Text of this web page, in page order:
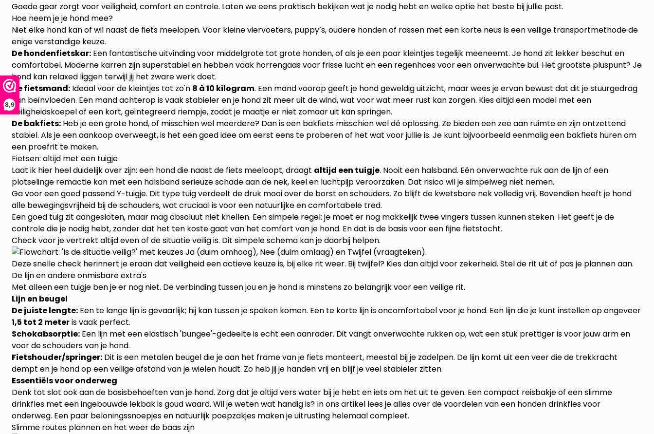
8,9
Goede gear zorgt voor veiligheid, comfort en controle. Laten we eens praktisch bekijken wat je nodig hebt en welke optie het beste bij jullie past.
Hoe neem je je hond mee?
Niet elke hond kan of wil naast de fiets meelopen. Voor kleine viervoeters, puppy’s, oudere honden of rassen met een korte neus is een veilige transportmethode de
enige verstandige keuze.
De hondenfietskar: Een fantastische uitvinding voor middelgrote tot grote honden, of als je een paar kleintjes tegelijk meeneemt. Je hond zit lekker beschut en
comfortabel. Moderne karren zijn superstabiel en hebben vaak horrengaas voor frisse lucht en een regenhoes voor een onverwachte bui. Het grootste pluspunt? Je
hond kan relaxed liggen terwijl jij het zware werk doet.
De fietsmand: Ideaal voor de kleintjes tot zo'n 8 à 10 kilogram. Een mand voorop geeft je hond geweldig uitzicht, maar wees je ervan bewust dat dit je stuurgedrag
kan beïnvloeden. Een mand achterop is vaak stabieler en je hond zit meer uit de wind, wat voor wat meer rust kan zorgen. Kies altijd een model met een
veiligheidskoepel of een kort, geïntegreerd riempje, zodat je maatje er niet zomaar uit kan springen.
De bakfiets: Heb je een grote hond, of misschien wel meerdere? Dan is een bakfiets misschien wel dé oplossing. Ze bieden een zee aan ruimte en zijn ontzettend
stabiel. Als je een aankoop overweegt, is het een goed idee om eerst eens te proberen of het wat voor jullie is. Je kunt bijvoorbeeld eenmalig een bakfiets huren om
een proefrit te maken.
Fietsen: altijd met een tuigje
Laat ik hier heel duidelijk over zijn: een hond die naast de fiets meeloopt, draagt altijd een tuigje. Nooit een halsband. Eén onverwachte ruk aan de lijn of een
plotselinge remactie kan met een halsband serieuze schade aan de nek, keel en luchtpijp veroorzaken. Dat risico wil je simpelweg niet nemen.
Ga voor een goed passend Y-tuigje. Dit type tuig verdeelt de druk mooi over de borst en schouders. Zo blijft de kwetsbare nek volledig vrij. Bovendien heeft je hond
alle bewegingsvrijheid bij de schouders, wat cruciaal is voor een natuurlijke en comfortabele tred.
Een goed tuig zit aangesloten, maar mag absoluut niet knellen. Een simpele regel: je moet er nog makkelijk twee vingers tussen kunnen steken. Het geeft je de
controle die je nodig hebt, zonder dat het ten koste gaat van het comfort van je hond. En dat is de basis voor een fijne fietstocht.
Check voor je vertrekt altijd even of de situatie veilig is. Dit simpele schema kan je daarbij helpen.
Deze snelle check herinnert je eraan dat veiligheid een actieve keuze is, bij elke rit weer. Bij twijfel? Kies dan altijd voor zekerheid. Stel de rit uit of pas je plannen aan.
De lijn en andere onmisbare extra's
Met alleen een tuigje ben je er nog niet. De verbinding tussen jou en je hond is minstens zo belangrijk voor een veilige rit.
Lijn en beugel
De juiste lengte: Een te lange lijn is gevaarlijk; hij kan tussen je spaken komen. Een te korte lijn is oncomfortabel voor je hond. Een lijn die je kunt instellen op ongeveer
1,5 tot 2 meteris vaak perfect.
Schokabsorptie: Een lijn met een elastisch 'bungee'-gedeelte is echt een aanrader. Dit vangt onverwachte rukken op, wat een stuk prettiger is voor jouw arm en
voor de schouders van je hond.
Fietshouder/springer: Dit is een metalen beugel die je aan het frame van je fiets monteert, meestal bij je zadelpen. De lijn komt uit een veer die de trekkracht
dempt en je hond op een veilige afstand van je wielen houdt. Zo heb jij je handen vrij en blijf je veel stabieler zitten.
Essentiëls voor onderweg
Denk tot slot ook aan de basisbehoeften van je hond. Zorg dat je altijd vers water bij je hebt en iets om het uit te geven. Een compact reisbakje of een slimme
drinkfles met een ingebouwde lekbak is goud waard. Wil je weten wat handig is? In ons artikel lees je alles over de voordelen van een honden drinkfles voor
onderweg. Een paar beloningssnoepjes en natuurlijk poepzakjes maken je uitrusting helemaal compleet.
Slimme routes plannen en het weer de baas zijn